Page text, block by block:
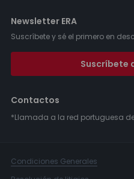
Newsletter ERA
Suscríbete y sé el primero en
Suscríbete
Contactos
*Llamada a la red portuguesa
Condiciones Generales